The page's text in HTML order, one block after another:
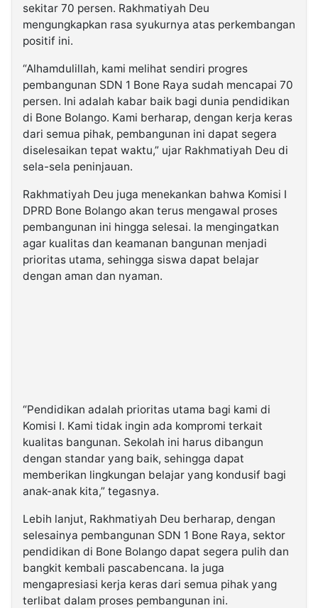
sekitar 70 persen. Rakhmatiyah Deu
mengungkapkan rasa syukurnya atas perkembangan
positif ini.
“Alhamdulillah, kami melihat sendiri progres
pembangunan SDN 1 Bone Raya sudah mencapai 70
persen. Ini adalah kabar baik bagi dunia pendidikan
di Bone Bolango. Kami berharap, dengan kerja keras
dari semua pihak, pembangunan ini dapat segera
diselesaikan tepat waktu,” ujar Rakhmatiyah Deu di
sela-sela peninjauan.
Rakhmatiyah Deu juga menekankan bahwa Komisi I
DPRD Bone Bolango akan terus mengawal proses
pembangunan ini hingga selesai. Ia mengingatkan
agar kualitas dan keamanan bangunan menjadi
prioritas utama, sehingga siswa dapat belajar
dengan aman dan nyaman.
“Pendidikan adalah prioritas utama bagi kami di
Komisi I. Kami tidak ingin ada kompromi terkait
kualitas bangunan. Sekolah ini harus dibangun
dengan standar yang baik, sehingga dapat
memberikan lingkungan belajar yang kondusif bagi
anak-anak kita,” tegasnya.
Lebih lanjut, Rakhmatiyah Deu berharap, dengan
selesainya pembangunan SDN 1 Bone Raya, sektor
pendidikan di Bone Bolango dapat segera pulih dan
bangkit kembali pascabencana. Ia juga
mengapresiasi kerja keras dari semua pihak yang
terlibat dalam proses pembangunan ini.